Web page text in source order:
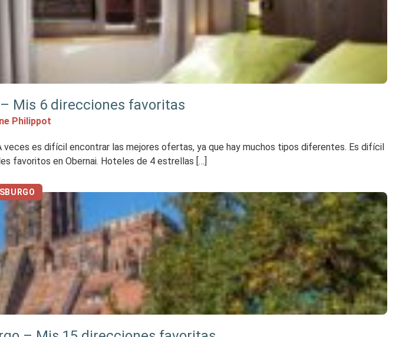
Mis 6 direcciones favoritas
Philippot
veces es difícil encontrar las mejores ofertas, ya que hay muchos tipos diferentes. Es difícil
favoritos en Obernai. Hoteles de 4 estrellas […]